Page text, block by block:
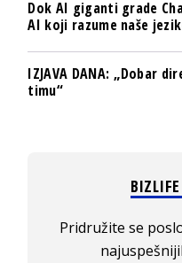
Dok AI giganti grade
AI koji razume naše
IZJAVA DANA: „Dobar
timu“
Pridružite se